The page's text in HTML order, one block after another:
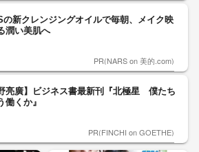
の新クレンジングオイルで毎朝、メイク映
潤い美肌へ
PR(NARS on 美的.com)
亮廣】ビジネス書最新刊『北極星 僕たち
働くか』
PR(FINCHI on GOETHE)